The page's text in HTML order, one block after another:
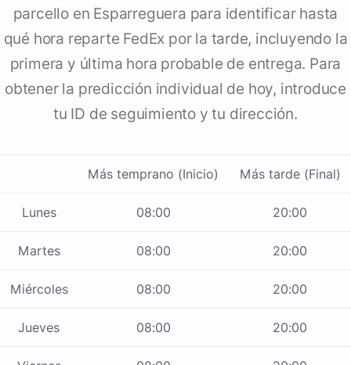
parcello en Esparreguera para identificar hasta
qué hora reparte FedEx por la tarde, incluyendo la
primera y última hora probable de entrega. Para
obtener la predicción individual de hoy, introduce
tu ID de seguimiento y tu dirección.
Más temprano (Inicio) Más tarde (Final)
Lunes 08:00 20:00
Martes 08:00 20:00
Miércoles 08:00 20:00
Jueves 08:00 20:00